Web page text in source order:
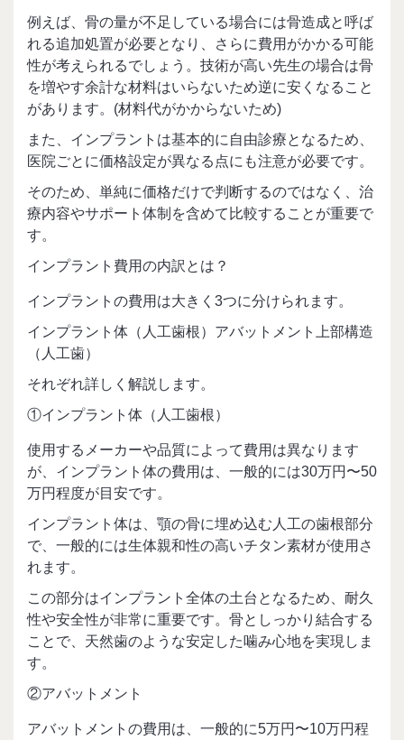
例えば、骨の量が不足している場合には骨造成と呼ば
れる追加処置が必要となり、さらに費用がかかる可能
性が考えられるでしょう。技術が高い先生の場合は骨
を増やす余計な材料はいらないため逆に安くなること
があります。(材料代がかからないため)
また、インプラントは基本的に自由診療となるため、
医院ごとに価格設定が異なる点にも注意が必要です。
そのため、単純に価格だけで判断するのではなく、治
療内容やサポート体制を含めて比較することが重要で
す。
インプラント費用の内訳とは？
インプラントの費用は大きく3つに分けられます。
インプラント体（人工歯根）アバットメント上部構造
（人工歯）
それぞれ詳しく解説します。
①インプラント体（人工歯根）
使用するメーカーや品質によって費用は異なります
が、インプラント体の費用は、一般的には30万円〜50
万円程度が目安です。
インプラント体は、顎の骨に埋め込む人工の歯根部分
で、一般的には生体親和性の高いチタン素材が使用さ
れます。
この部分はインプラント全体の土台となるため、耐久
性や安全性が非常に重要です。骨としっかり結合する
ことで、天然歯のような安定した噛み心地を実現しま
す。
②アバットメント
アバットメントの費用は、一般的に5万円〜10万円程